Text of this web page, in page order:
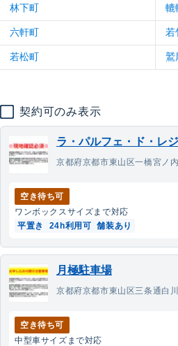
林下町 轆
六軒町 若
若松町 鷲
契約可のみ表示
ラ・パルフェ・ド・レ
京都府京都市東山区一橋宮ノ
空き待ち可
ワンボックスサイズまで対応
平置き
24h利用可 舗装あり
月極駐車場
京都府京都市東山区三条通白
空き待ち可
中型車サイズまで対応